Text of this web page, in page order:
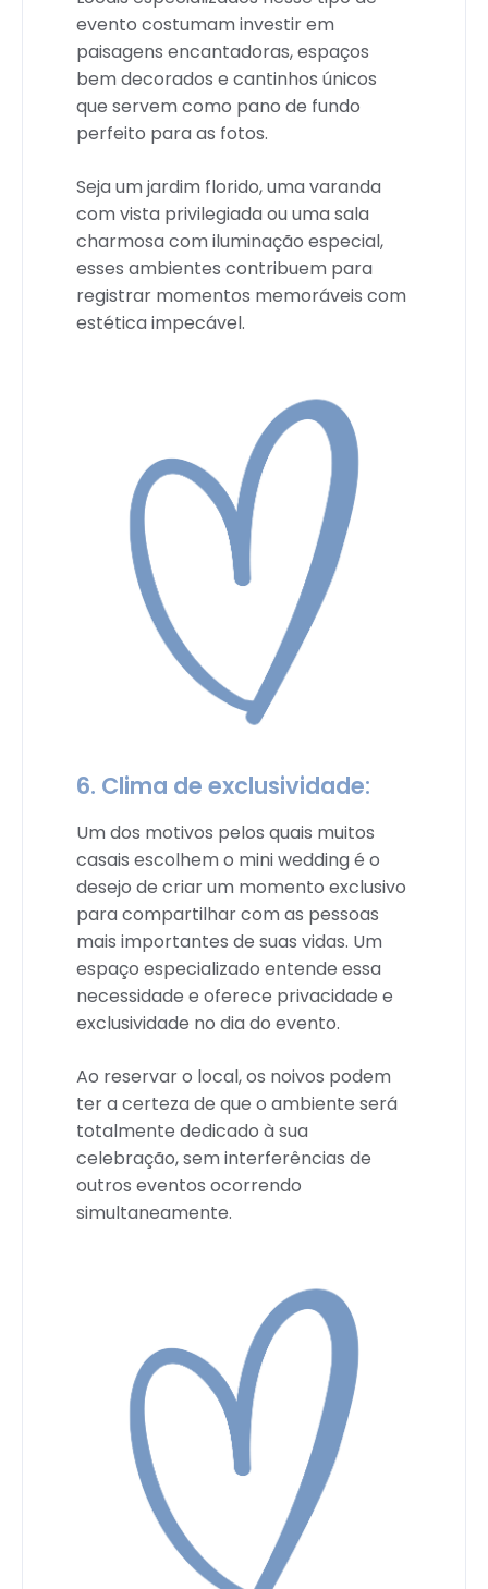
evento costumam investir em
paisagens encantadoras, espaços
bem decorados e cantinhos únicos
que servem como pano de fundo
perfeito para as fotos.
Seja um jardim florido, uma varanda
com vista privilegiada ou uma sala
charmosa com iluminação especial,
esses ambientes contribuem para
registrar momentos memoráveis com
estética impecável.
6. Clima de exclusividade:
Um dos motivos pelos quais muitos
casais escolhem o mini wedding é o
desejo de criar um momento exclusivo
para compartilhar com as pessoas
mais importantes de suas vidas. Um
espaço especializado entende essa
necessidade e oferece privacidade e
exclusividade no dia do evento.
Ao reservar o local, os noivos podem
ter a certeza de que o ambiente será
totalmente dedicado à sua
celebração, sem interferências de
outros eventos ocorrendo
simultaneamente.